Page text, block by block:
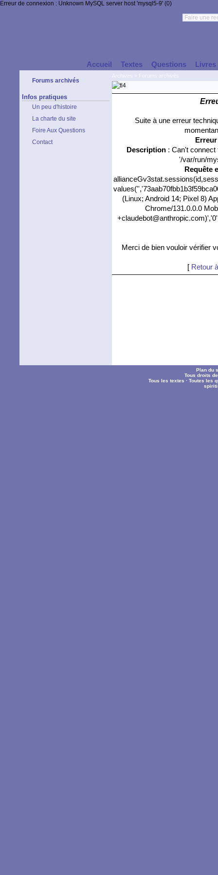
Erreur de connexion : Unknown MySQL server host 'mysql5-9' (0)
Accueil Textes Questions Livres
Forums archivés
Infos pratiques
Un peu d'histoire
La charte du site
Foire Aux Questions
Contact
Suite à une erreur
Description: Can't connect
'/var/run/
Requête
(Linux; Android 14; Pixel 8)
Chrome/131.0.0.0
Merci de bien vouloir vérifier
[ Retour
Plan du
Tous droits
Tous les textes ·Toutes les